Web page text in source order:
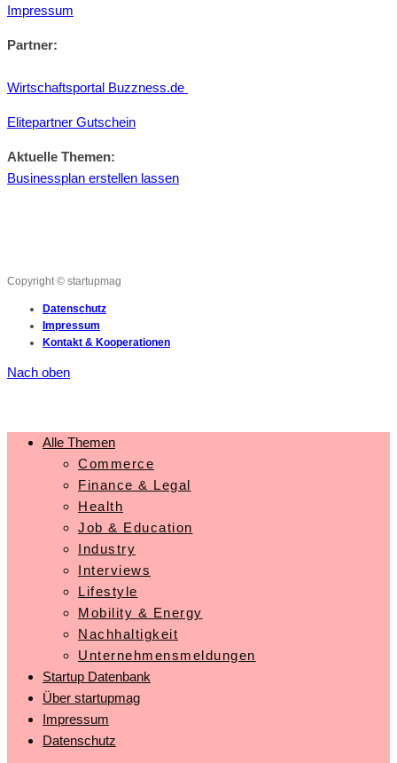
Impressum
Partner:
Wirtschaftsportal Buzzness.de
Elitepartner Gutschein
Aktuelle Themen:
Businessplan erstellen lassen
Copyright © startupmag
Datenschutz
Impressum
Kontakt & Kooperationen
Nach oben
Alle Themen
Commerce
Finance & Legal
Health
Job & Education
Industry
Interviews
Lifestyle
Mobility & Energy
Nachhaltigkeit
Unternehmensmeldungen
Startup Datenbank
Über startupmag
Impressum
Datenschutz